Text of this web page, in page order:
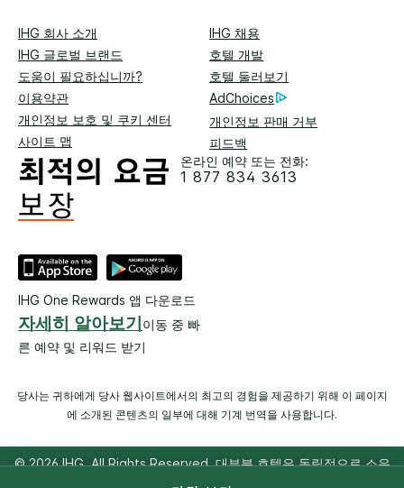
IHG 회사 소개
IHG 채용
IHG 글로벌 브랜드
호텔 개발
도움이 필요하십니까?
호텔 둘러보기
이용약관
AdChoices
개인정보 보호 및 쿠키 센터
개인정보 판매 거부
사이트 맵
피드백
온라인 예약 또는 전화:
1 877 834 3613
IHG One Rewards 앱 다운로드
자세히 알아보기 이동 중 빠
른 예약 및 리워드 받기
당사는 귀하에게 당사 웹사이트에서의 최고의 경험을 제공하기 위해 이 페이지
에 소개된 콘텐츠의 일부에 대해 기계 번역을 사용합니다.
© 2026 IHG. All Rights Reserved. 대부분 호텔은 독립적으로 소유
및 운영됩니다.